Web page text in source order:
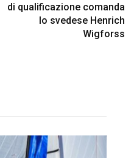
di qualificazione comanda
lo svedese Henrich
Wigforss